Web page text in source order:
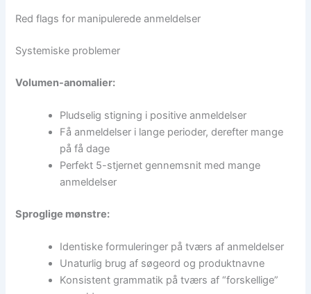
Red flags for manipulerede anmeldelser
Systemiske problemer
Volumen-anomalier:
Pludselig stigning i positive anmeldelser
Få anmeldelser i lange perioder, derefter mange
på få dage
Perfekt 5-stjernet gennemsnit med mange
anmeldelser
Sproglige mønstre:
Identiske formuleringer på tværs af anmeldelser
Unaturlig brug af søgeord og produktnavne
Konsistent grammatik på tværs af “forskellige”